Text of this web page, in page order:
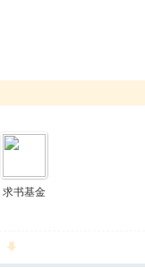
求书基金